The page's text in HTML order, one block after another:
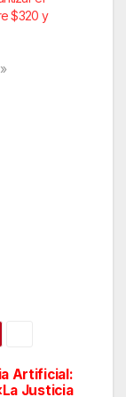
$320 y
Artificial:
Justicia